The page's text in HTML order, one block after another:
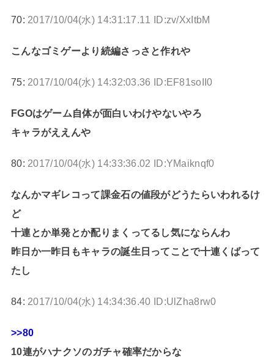
70: 2017/10/04(水) 14:31:17.11 ID:zv/XxItbM
こんなゴミゲーより続編さっさと作れや
75: 2017/10/04(水) 14:32:03.36 ID:EF81soII0
FGOはゲーム自体が面白いわけやないやろ
キャラがええんや
80: 2017/10/04(水) 14:33:36.02 ID:YMaiknqf0
なんかマギレコって課金石の値段がどうたらいわれるけ
ど
十連とか単発とか配りまくってるし気にならんわ
昨日か一昨日もキャラの誕生日ってことで十連くばって
たし
84: 2017/10/04(水) 14:34:36.40 ID:UlZha8rw0
>>80
10連がハナクソのガチャ確率だからな